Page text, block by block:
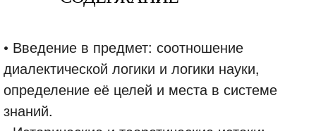
• Введение в предмет: соотношение
диалектической логики и логики науки,
определение её целей и места в системе
знаний.